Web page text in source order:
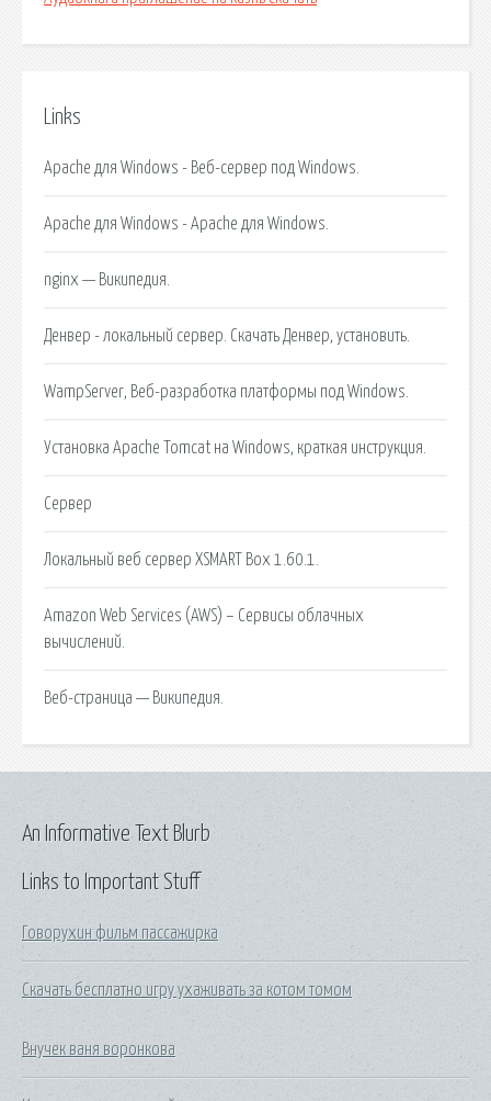
Links
Apache для Windows - Веб-сервер под Windows.
Apache для Windows - Apache для Windows.
nginx — Википедия.
Денвер - локальный сервер. Скачать Денвер, установить.
WampServer, Веб-разработка платформы под Windows.
Установка Apache Tomcat на Windows, краткая инструкция.
Сервер
Локальный веб сервер XSMART Box 1.60.1.
Amazon Web Services (AWS) – Сервисы облачных
вычислений.
Веб-страница — Википедия.
Links to Important Stuff
Говорухин фильм пассажирка
Скачать бесплатно игру ухаживать за котом томом
Внучек ваня воронкова
An Informative Text Blurb